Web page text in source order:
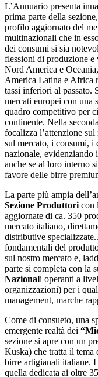
L’Annuario presenta
prima parte della
profilo aggiornato del
multinazionali che in
dei consumi si sia
flessioni di produzione e
Nord America e
America Latina e Africa
tassi inferiori al passato.
mercati europei con una
quadro competitivo per
continente. Nella
focalizza l’attenzione
sul mercato, i consumi,
nazionale,
anche se al loro interno
favore delle birre
La parte più ampia
Sezione Produttori con
aggiornate di ca. 350
mercato italiano,
distributive
fondamentali del
sul nostro mercato e,
parte si completa con la
Nazionali operanti a
organizzazioni) per i
management, marche
Come di consueto, una
emergente realtà dei
sezione si apre con un
Kuska) che tratta il
birre artigianali italiane.
quella dedicata ai oltre